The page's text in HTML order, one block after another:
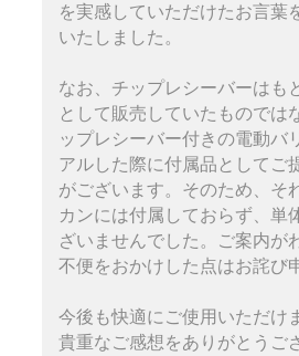
を実感していただけたお言葉
いたしました。
なお、チップレシーバーはも
として販売していたものでは
ップレシーバー付きの電動バ
アルした際に付属品としてご
がございます。そのため、そ
カンには付属しておらず、単
ざいませんでした。ご案内が
不便をおかけした点はお詫び
今後も快適にご使用いただけ
貴重なご感想をありがとうご